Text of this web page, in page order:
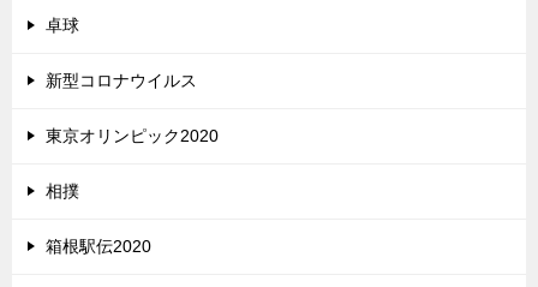
卓球
新型コロナウイルス
東京オリンピック2020
相撲
箱根駅伝2020